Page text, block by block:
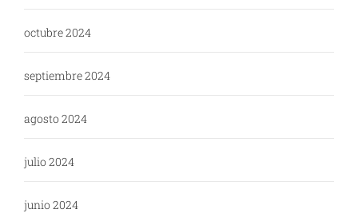
octubre 2024
septiembre 2024
agosto 2024
julio 2024
junio 2024